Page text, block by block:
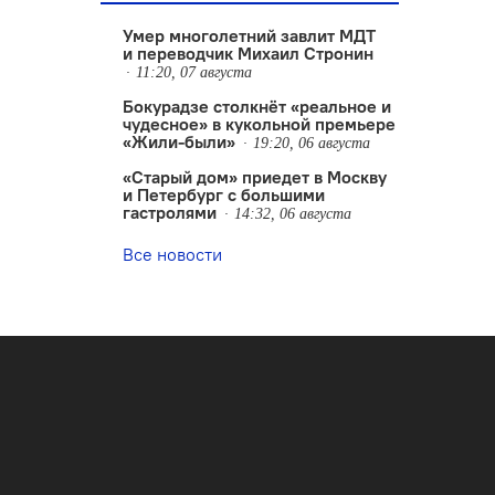
Умер многолетний завлит МДТ
и переводчик Михаил Стронин
11:20, 07 августа
Бокурадзе столкнëт «реальное и
чудесное» в кукольной премьере
«Жили-были»
19:20, 06 августа
«Старый дом» приедет в Москву
и Петербург с большими
гастролями
14:32, 06 августа
Все новости